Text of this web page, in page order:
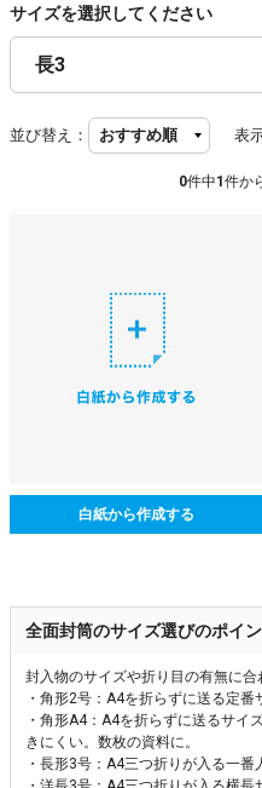
サイズを選択してください
並び替え： 表
0件中1 件か
白紙から作成する
全面封筒のサイズ選びのポイ
封入物のサイズや折り目の有無に合
・角形2号：A4を折らずに送る定番
・角形A4：A4を折らずに送るサイ
きにくい。数枚の資料に。
・長形3号：A4三つ折りが入る一番